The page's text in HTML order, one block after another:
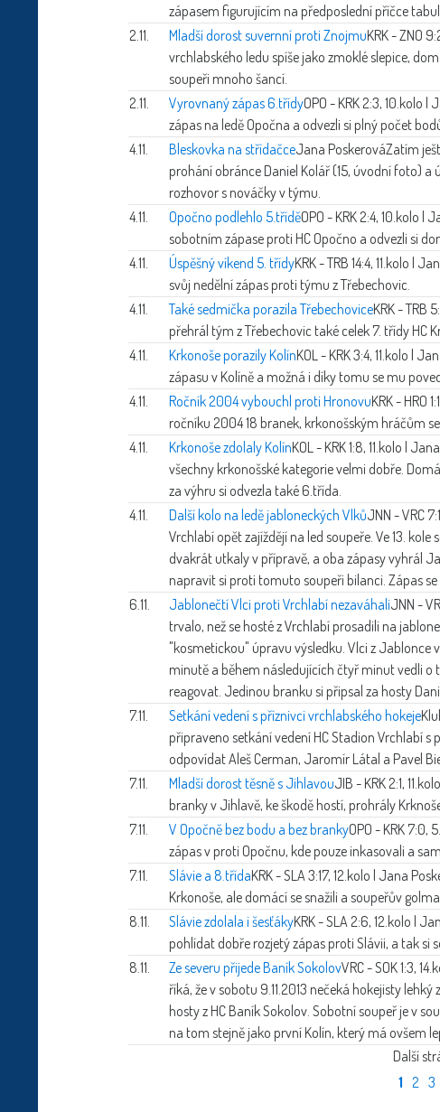
zápasem figurujícím na předposlední příčce
2.11.
Mladší dorost suvernní proti ZnojmuKRK - ZNO
vrchlabského ledu spíše jako zmoklé slepice,
soupeři mnoho šancí.
2.11.
Vyrovnaný zápas 6.třídyOPO - KRK 2:3, 10.kolo |
zápas na ledě Opočna a odvezli si plný počet
4.11.
Bleskovka na střídačceJana PoskerováZatím
prohání obránce Daniel Kolář (15, úvodní foto)
rozhovor s nováčky v týmu.
4.11.
Opočno podlehlo 5.tříděOPO - KRK 2:4, 10.kolo |
sobotním zápase proti HC Opočno a odvezli si
4.11.
Úspěšný víkend 5. třídyKRK - TRB 14:4, 11.kolo |
svůj nedělní zápas proti týmu z Třebechovic.
4.11.
Také sedmička porazila TřebechoviceKRK - TRB
přehrál tým z Třebechovic také celek 7. třídy HC
4.11.
Krkonoše porazily KolínKOL - KRK 3:4, 11.kolo |
zápasu v Kolíně a možná i díky tomu se mu
4.11.
Ročník 2004 vybouchl proti HronovuKRK - HRO
ročníku 2004 18 branek, krkonošským hráčům
4.11.
Krkonoše zdolaly KolínKOL - KRK 1:8, 11.kolo |
všechny krkonošské kategorie velmi dobře.
za výhru si odvezla také 6.třída.
4.11.
Další kolo na ledě jabloneckých VlkůJNN - VRC
Vrchlabí opět zajíždějí na led soupeře. Ve 13.
dvakrát utkaly v přípravě, a oba zápasy vyhrál
napravit si proti tomuto soupeři bilanci. Zápas
6.11.
Jablonečtí Vlci proti Vrchlabí nezaváhaliJNN -
trvalo, než se hosté z Vrchlabí prosadili na
"kosmetickou" úpravu výsledku. Vlci z Jablonce
minutě a během následujících čtyř minut vedli o
reagovat. Jedinou branku si připsal za hosty
7.11.
Setkání vedení s příznivci vrchlabského hokeje
připraveno setkání vedení HC Stadion Vrchlabí
odpovídat Aleš Cerman, Jaromír Látal a Pavel
7.11.
Mladší dorost těsně s JihlavouJIB - KRK 2:1,
branky v Jihlavě, ke škodě hostí, prohrály
7.11.
V Opočně bez bodu a bez brankyOPO - KRK 7:0,
zápas v proti Opočnu, kde pouze inkasovali a
7.11.
Slávie a 8.třídaKRK - SLA 3:17, 12.kolo | Jana
Krkonoše, ale domácí se snažili a soupeřův
8.11.
Slávie zdolala i šesťákyKRK - SLA 2:6, 12.kolo |
pohlídat dobře rozjetý zápas proti Slávii, a tak si
8.11.
Ze severu přijede Baník SokolovVRC - SOK 1:3,
říká, že v sobotu 9.11.2013 nečeká hokejisty
hosty z HC Baník Sokolov. Sobotní soupeř je v
na tom stejně jako první Kolín, který má ovšem
Další
1 2 3